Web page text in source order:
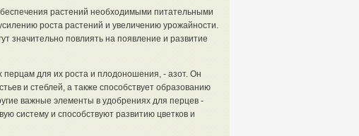
растений необходимыми питательными
роста растений и увеличению урожайности.
значительно повлиять на появление и развитие
для их роста и плодоношения, - азот. Он
и стеблей, а также способствует образованию
важные элементы в удобрениях для перцев -
систему и способствуют развитию цветков и